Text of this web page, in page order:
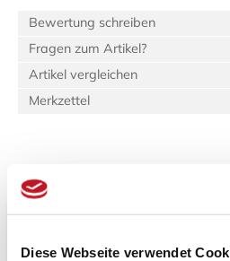
Diese Webseite verwendet
Bewertung schreiben
Fragen zum Artikel?
Artikel vergleichen
Merkzettel
Beschreibung
(hq:green Igusa) 80.0 x